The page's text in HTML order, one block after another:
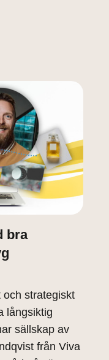
bra
strategiskt
långsiktig
sällskap av
från Viva